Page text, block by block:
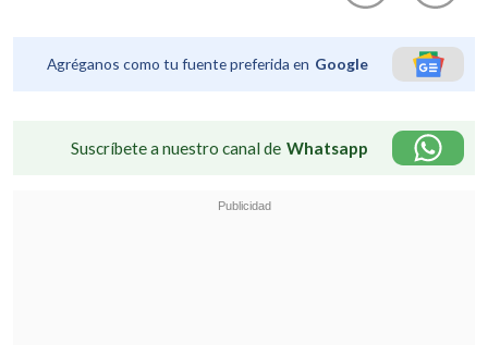
Agréganos como tu fuente preferida en Google
Suscríbete a nuestro canal de Whatsapp